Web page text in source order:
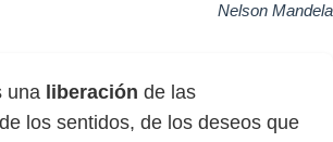
Nelson Mandela
una liberación de las
los sentidos, de los deseos que